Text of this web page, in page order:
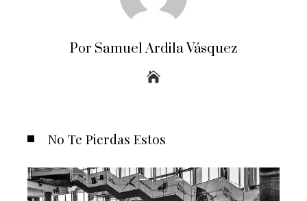
Por Samuel Ardila Vásquez
No Te Pierdas Estos